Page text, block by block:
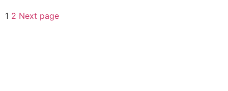
1 2 Next page